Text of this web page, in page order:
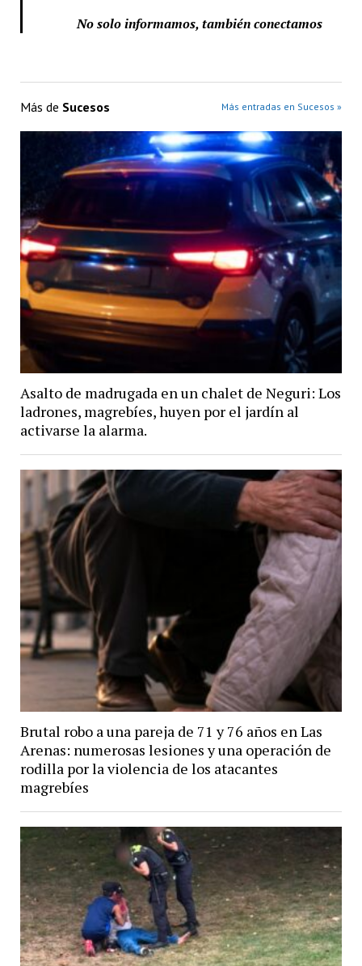
No solo informamos, también conectamos
Más de Sucesos Más entradas en Sucesos »
Asalto de madrugada en un chalet de Neguri: Los
ladrones, magrebíes, huyen por el jardín al
activarse la alarma.
Brutal robo a una pareja de 71 y 76 años en Las
Arenas: numerosas lesiones y una operación de
rodilla por la violencia de los atacantes
magrebíes